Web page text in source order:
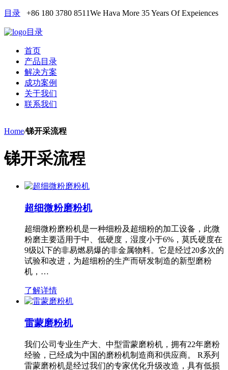
目录 +86 180 3780 8511We Hava More 35 Years Of Expeiences
目录
首页
产品目录
解决方案
成功案例
关于我们
联系我们
Home/锑开采流程
锑开采流程
超细微粉磨粉机
超细微粉磨粉机是一种细粉及超细粉的加工设备，此微
粉磨主要适用于中、低硬度，湿度小于6%，莫氏硬度在
9级以下的非易燃易爆的非金属物料。它是经过20多次的
试验和改进，为超细粉的生产而研发制造的新型磨粉
机，…
了解详情
雷蒙磨粉机
我们公司专业生产大、中型雷蒙磨粉机，拥有22年磨粉
经验，已经成为中国的磨粉机制造商和供应商。 R系列
雷蒙磨粉机是经过我们的专家优化升级改造，具有低损